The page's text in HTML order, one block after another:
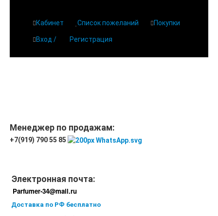
Кабинет Список пожеланий Покупки
Вход / Регистрация
Менеджер по продажам:
+7(919) 790 55 85
Электронная почта:
Parfumer-34@mail.ru
Доставка по РФ бесплатно
Парфюмерия
Новинки
Отзывы
Доставка